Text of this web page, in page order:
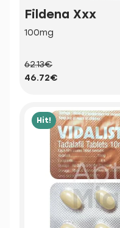
Fildena Xxx
100mg
62.13€
46.72€
Hit!